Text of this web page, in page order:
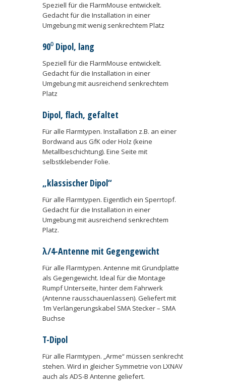
Speziell für die FlarmMouse entwickelt.
Gedacht für die Installation in einer
Umgebung mit wenig senkrechtem Platz
90⁰ Dipol, lang
Speziell für die FlarmMouse entwickelt.
Gedacht für die Installation in einer
Umgebung mit ausreichend senkrechtem
Platz
Dipol, flach, gefaltet
Für alle Flarmtypen. Installation z.B. an einer
Bordwand aus GfK oder Holz (keine
Metallbeschichtung). Eine Seite mit
selbstklebender Folie.
„klassischer Dipol“
Für alle Flarmtypen. Eigentlich ein Sperrtopf.
Gedacht für die Installation in einer
Umgebung mit ausreichend senkrechtem
Platz.
λ/4-Antenne mit Gegengewicht
Für alle Flarmtypen. Antenne mit Grundplatte
als Gegengewicht. Ideal für die Montage
Rumpf Unterseite, hinter dem Fahrwerk
(Antenne rausschauenlassen). Geliefert mit
1m Verlängerungskabel SMA Stecker – SMA
Buchse
T-Dipol
Für alle Flarmtypen. „Arme“ müssen senkrecht
stehen. Wird in gleicher Symmetrie von LXNAV
auch als ADS-B Antenne geliefert.